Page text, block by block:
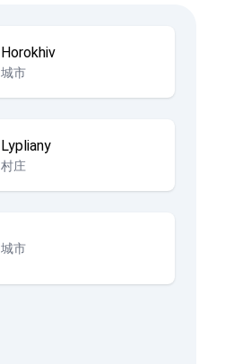
Horokhiv
城市
Lypliany
村庄
城市